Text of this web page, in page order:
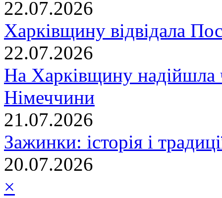
22.07.2026
Харківщину відвідала
22.07.2026
На Харківщину надійшла
Німеччини
21.07.2026
Зажинки: історія і
20.07.2026
×